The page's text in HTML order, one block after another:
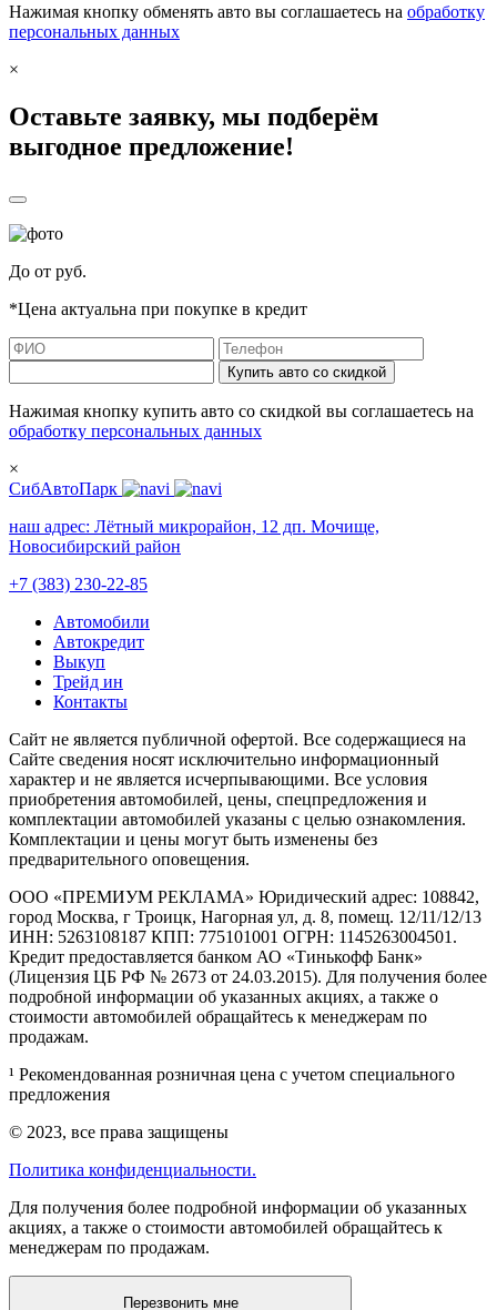
Нажимая кнопку обменять авто вы соглашаетесь на обработку
персональных данных
×
Оставьте заявку, мы подберём
выгодное предложение!
До от руб.
*Цена актуальна при покупке в кредит
Купить авто со скидкой
Нажимая кнопку купить авто со скидкой вы соглашаетесь на
обработку персональных данных
×
СибАвтоПарк
наш адрес: Лётный микрорайон, 12 дп. Мочище,
Новосибирский район
+7 (383) 230-22-85
Автомобили
Автокредит
Выкуп
Трейд ин
Контакты
Cайт не является публичной офертой. Все содержащиеся на
Сайте сведения носят исключительно информационный
характер и не является исчерпывающими. Все условия
приобретения автомобилей, цены, спецпредложения и
комплектации автомобилей указаны с целью ознакомления.
Комплектации и цены могут быть изменены без
предварительного оповещения.
ООО «ПРЕМИУМ РЕКЛАМА» Юридический адрес: 108842,
город Москва, г Троицк, Нагорная ул, д. 8, помещ. 12/11/12/13
ИНН: 5263108187 КПП: 775101001 ОГРН: 1145263004501.
Кредит предоставляется банком АО «Тинькофф Банк»
(Лицензия ЦБ РФ № 2673 от 24.03.2015). Для получения более
подробной информации об указанных акциях, а также о
стоимости автомобилей обращайтесь к менеджерам по
продажам.
¹ Рекомендованная розничная цена с учетом специального
предложения
© 2023, все права защищены
Политика конфиденциальности.
Для получения более подробной информации об указанных
акциях, а также о стоимости автомобилей обращайтесь к
менеджерам по продажам.
Перезвонить мне